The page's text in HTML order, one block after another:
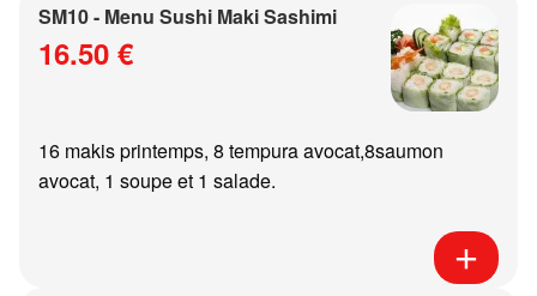
SM10 - Menu Sushi Maki Sashimi
16.50 €
16 makis printemps, 8 tempura avocat,8saumon
avocat, 1 soupe et 1 salade.